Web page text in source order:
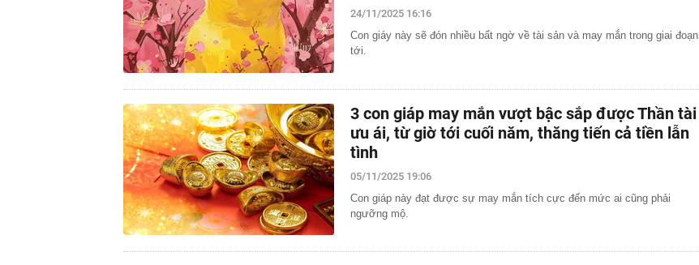
24/11/2025 16:16
Con giáy này sẽ đón nhiều bất ngờ về tài sản và may mắn trong giai đoạn
tới.
3 con giáp may mắn vượt bậc sắp được Thần tài
ưu ái, từ giờ tới cuối năm, thăng tiến cả tiền lẫn
tình
05/11/2025 19:06
Con giáp này đạt được sự may mắn tích cực đến mức ai cũng phải
ngưỡng mộ.